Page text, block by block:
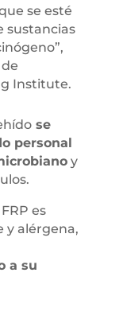
se esté
sustancias
Institute.
se
personal
y
es
y alérgena,
a su